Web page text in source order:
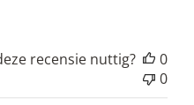
recensie nuttig?
0
0